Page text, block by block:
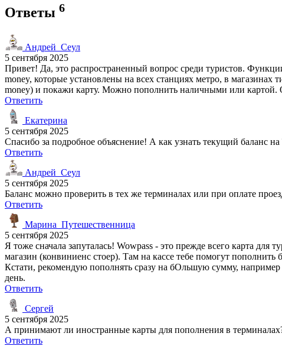
Ответы 6
Андрей_Сеул
5 сентября 2025
Привет! Да, это распространенный вопрос среди туристов.
money, которые установлены на всех станциях метро, в
money) и покажи карту. Можно пополнить наличными или
Ответить
Екатерина
5 сентября 2025
Спасибо за подробное объяснение! А как узнать текущий баланс на
Ответить
Андрей_Сеул
5 сентября 2025
Баланс можно проверить в тех же терминалах или при оплате
Ответить
Марина_Путешественница
5 сентября 2025
Я тоже сначала запуталась! Wowpass - это прежде всего карта
магазин (конвиниенс стоер). Там на кассе тебе помогут
Кстати, рекомендую пополнять сразу на бОльшую сумму, например
день.
Ответить
Сергей
5 сентября 2025
А принимают ли иностранные карты для пополнения в
Ответить